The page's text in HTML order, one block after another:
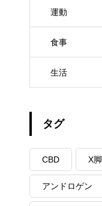
運動
食事
生活
タグ
CBD X脚
アンドロゲン